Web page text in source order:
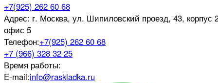
+7(925) 262 60 68
Адрес: г. Москва, ул. Шипиловский проезд, 43, корпус
офис 5
Телефон:+7(925) 262 60 68
+7 (966) 328 32 25
Время работы:
E-mail:info@raskladka.ru